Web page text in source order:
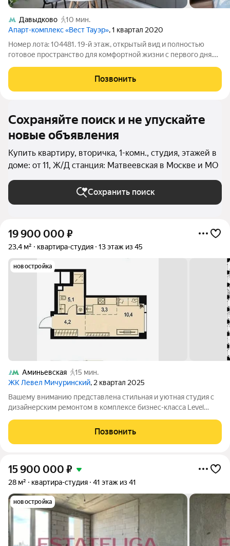
Давыдково
10 мин.
Апарт-комплекс «Вест Тауэр», 1 квартал 2020
Номер лота: 104481. 19-й этаж, открытый вид и полностью
готовое пространство для комфортной жизни с первого дня.
разделены на просторную кухню-гостиную и приватную
спальную зону. Светлый современный
Позвонить
Сохраняйте поиск и не упускайте
новые объявления
Купить квартиру, вторичка, 1-комн., студия, этажей в
доме: от 11, Ж/Д станция: Матвеевская в Москве и МО
Сохранить поиск
19 900 000 ₽
23,4 м² квартира-студия 13 этаж из 45
новостройка
Аминьевская
15 мин.
ЖК Левел Мичуринский, 2 квартал 2025
Вашему вниманию представлена стильная и уютная студия с
дизайнерским ремонтом в комплексе бизнес-класса Level
до мелочей: от планировки до отделки. Приятным бонусом для
вас станет потрясающий
Позвонить
15 900 000 ₽
28 м² квартира-студия 41 этаж из 41
новостройка